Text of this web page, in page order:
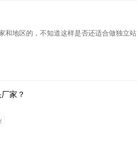
和地区的，不知道这样是否还适合做独立站
家？